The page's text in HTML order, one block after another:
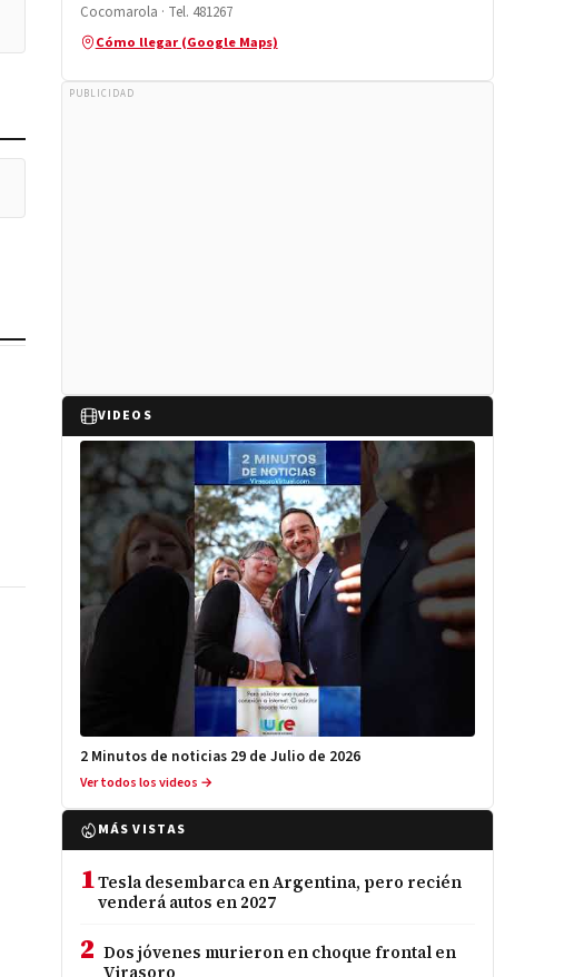
Cocomarola · Tel. 481267
Cómo llegar (Google Maps)
PUBLICIDAD
VIDEOS
2 Minutos de noticias 29 de Julio de 2026
Ver todos los videos →
MÁS VISTAS
1Tesla desembarca en Argentina, pero recién
venderá autos en 2027
2 Dos jóvenes murieron en choque frontal en